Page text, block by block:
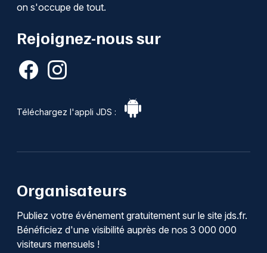
on s'occupe de tout.
Rejoignez-nous sur
Téléchargez l'appli JDS :
Organisateurs
Publiez votre événement gratuitement sur le site jds.fr.
Bénéficiez d'une visibilité auprès de nos 3 000 000
visiteurs mensuels !